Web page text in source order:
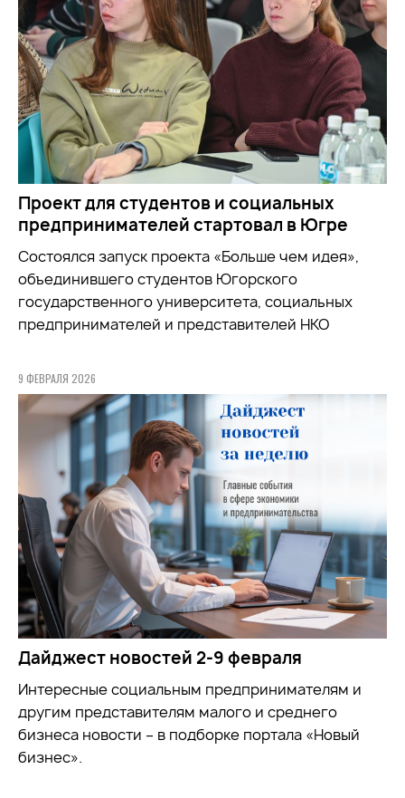
Проект для студентов и социальных
предпринимателей стартовал в Югре
Состоялся запуск проекта «Больше чем идея»,
объединившего студентов Югорского
государственного университета, социальных
предпринимателей и представителей НКО
9 ФЕВРАЛЯ 2026
Дайджест новостей 2-9 февраля
Интересные социальным предпринимателям и
другим представителям малого и среднего
бизнеса новости – в подборке портала «Новый
бизнес».